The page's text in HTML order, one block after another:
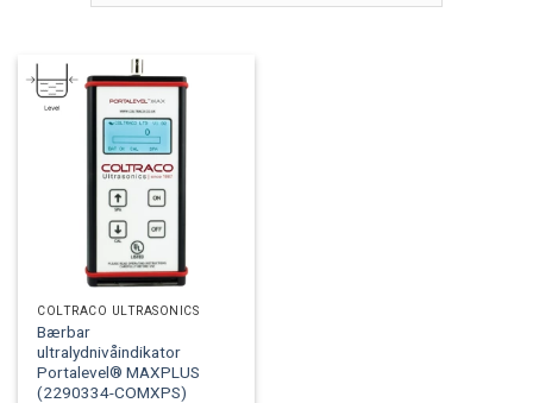
COLTRACO ULTRASONICS
Bærbar
ultralydnivåindikator
Portalevel® MAXPLUS
(2290334-COMXPS)